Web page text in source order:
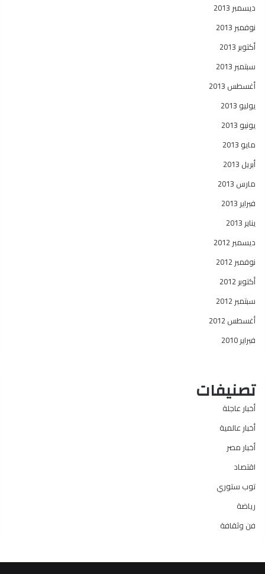
ديسمبر 2013
نوفمبر 2013
أكتوبر 2013
سبتمبر 2013
أغسطس 2013
يوليو 2013
يونيو 2013
مايو 2013
أبريل 2013
مارس 2013
فبراير 2013
يناير 2013
ديسمبر 2012
نوفمبر 2012
أكتوبر 2012
سبتمبر 2012
أغسطس 2012
فبراير 2010
تصنيفات
أخبار عاجلة
أخبار عالمية
أخبار مصر
اقتصاد
توب ستوري
رياضة
فن وثقافة